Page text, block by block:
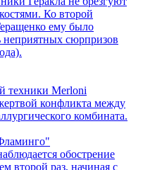
Ко второй
ему было
неприятных сюрпризов
Merloni
конфликта между
комбината.
обострение
второй раз, начиная с